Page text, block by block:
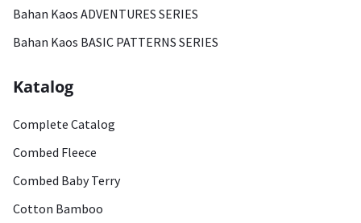
Bahan Kaos ADVENTURES SERIES
Bahan Kaos BASIC PATTERNS SERIES
Katalog
Complete Catalog
Combed Fleece
Combed Baby Terry
Cotton Bamboo